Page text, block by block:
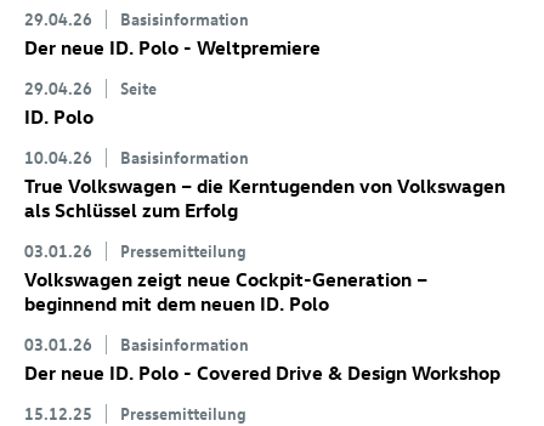
29.04.26 Basisinformation
Der neue ID. Polo - Weltpremiere
29.04.26 Seite
ID. Polo
10.04.26 Basisinformation
True Volkswagen – die Kerntugenden von Volkswagen
als Schlüssel zum Erfolg
03.01.26 Pressemitteilung
Volkswagen zeigt neue Cockpit-Generation –
beginnend mit dem neuen ID. Polo
03.01.26 Basisinformation
Der neue ID. Polo - Covered Drive & Design Workshop
15.12.25 Pressemitteilung